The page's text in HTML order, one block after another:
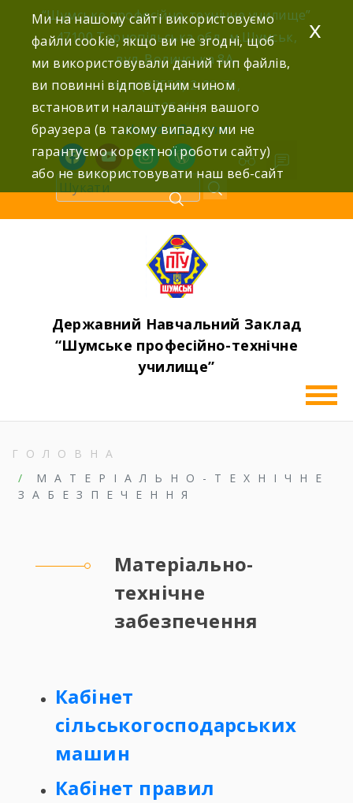
content
“Шумське професійно-технічне училище”
47100 Тернопільська обл., м.Шумськ,
вул. Волинська 8А,
тел: (03558) 2-22-76,
2-25-42,
shumdnz@ukr.net
facebookyoutubeinstagramwordpress
Державний Навчальний Заклад
“Шумське професійно-технічне
училище”
ГОЛОВНА
МАТЕРІАЛЬНО-ТЕХНІЧНЕ
ЗАБЕЗПЕЧЕННЯ
Матеріально-
технічне
забезпечення
Кабінет
сільськогосподарських
машин
Кабінет правил
Ми на нашому сайті використовуємо
файли cookie, якщо ви не згодні, щоб
ми використовували даний тип файлів,
ви повинні відповідним чином
встановити налаштування вашого
браузера (в такому випадку ми не
гарантуємо коректної роботи сайту)
або не використовувати наш веб-сайт
x